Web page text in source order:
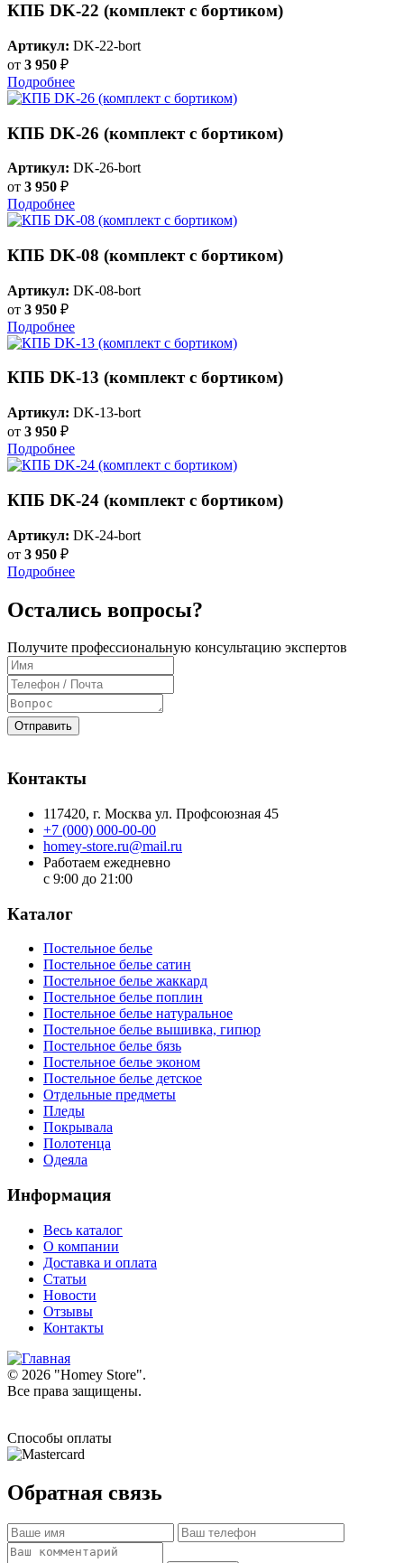
КПБ DK-22 (комплект с бортиком)
Артикул: DK-22-bort
от 3 950 ₽
Подробнее
КПБ DK-26 (комплект с бортиком)
Артикул: DK-26-bort
от 3 950 ₽
Подробнее
КПБ DK-08 (комплект с бортиком)
Артикул: DK-08-bort
от 3 950 ₽
Подробнее
КПБ DK-13 (комплект с бортиком)
Артикул: DK-13-bort
от 3 950 ₽
Подробнее
КПБ DK-24 (комплект с бортиком)
Артикул: DK-24-bort
от 3 950 ₽
Подробнее
Остались вопросы?
Получите профессиональную консультацию экспертов
Отправить
Контакты
117420, г. Москва ул. Профсоюзная 45
+7 (000) 000-00-00
homey-store.ru@mail.ru
Работаем ежедневно
с 9:00 до 21:00
Каталог
Постельное белье
Постельное белье сатин
Постельное белье жаккард
Постельное белье поплин
Постельное белье натуральное
Постельное белье вышивка, гипюр
Постельное белье бязь
Постельное белье эконом
Постельное белье детское
Отдельные предметы
Пледы
Покрывала
Полотенца
Одеяла
Информация
Весь каталог
О компании
Доставка и оплата
Статьи
Новости
Отзывы
Контакты
© 2026 "Homey Store".
Все права защищены.
Способы оплаты
Обратная связь